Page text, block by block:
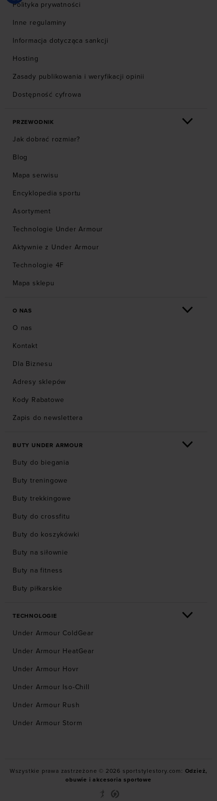
Polityka prywatności
Inne regulaminy
Informacja dotycząca sankcji
Hosting
Zasady publikowania i weryfikacji opinii
Dostępność cyfrowa
PRZEWODNIK
Jak dobrać rozmiar?
Blog
Mapa serwisu
Encyklopedia sportu
Asortyment
Technologie Under Armour
Aktywnie z Under Armour
Technologie 4F
Mapa sklepu
O NAS
O nas
Kontakt
Dla Biznesu
Adresy sklepów
Kody Rabatowe
Zapis do newslettera
BUTY UNDER ARMOUR
Buty do biegania
Buty treningowe
Buty trekkingowe
Buty do crossfitu
Buty do koszykówki
Buty na siłownie
Buty na fitness
Buty piłkarskie
TECHNOLOGIE
Under Armour ColdGear
Under Armour HeatGear
Under Armour Hovr
Under Armour Iso-Chill
Under Armour Rush
Under Armour Storm
Wszystkie prawa zastrzeżone © 2026 sportstylestory.com: Odzież,
obuwie i akcesoria sportowe